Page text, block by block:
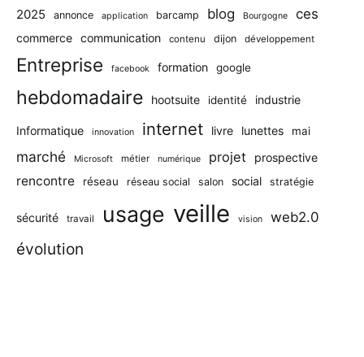
2025 annonce application barcamp blog Bourgogne ces
commerce communication contenu dijon développement
Entreprise facebook formation google
hebdomadaire hootsuite identité industrie
Informatique innovation internet livre lunettes mai
marché Microsoft métier numérique projet prospective
rencontre réseau réseau social salon social stratégie
sécurité travail usage veille vision web2.0
évolution